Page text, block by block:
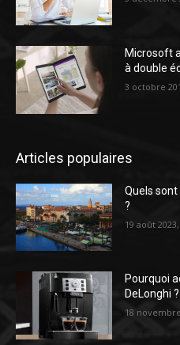
Microsoft
à double
3 octobre
Articles populaires
Quels
?
19 août
Pourquoi
DeLonghi ?
18